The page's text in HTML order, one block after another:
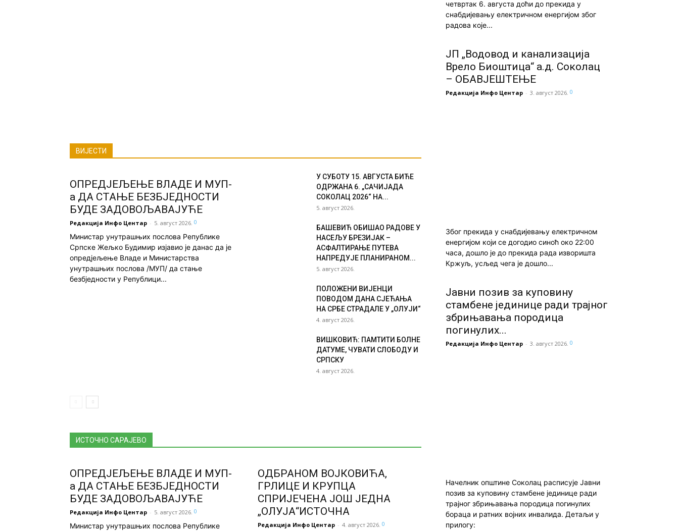
ВИЈЕСТИ
ОПРЕД‌ЈЕЉЕЊЕ ВЛАДЕ И МУП-
а ДА СТАЊЕ БЕЗБЈЕДНОСТИ
БУДЕ ЗАДОВОЉАВАЈУЋЕ
Редакција Инфо Центар - 5. август 2026. 0
Министар унутрашњих послова Републике
Српске Жељко Будимир изјавио је данас да је
опред‌јељење Владе и Министарства
унутрашњих послова /МУП/ да стање
безбједности у Републици...
У СУБОТУ 15. АВГУСТА БИЋЕ
ОДРЖАНА 6. „САЧИЈАДА
СОКОЛАЦ 2026“ НА...
5. август 2026.
БАШЕВИЋ ОБИШАО РАДОВЕ У
НАСЕЉУ БРЕЗИЈАК –
АСФАЛТИРАЊЕ ПУТЕВА
НАПРЕДУЈЕ ПЛАНИРАНОМ...
5. август 2026.
ПОЛОЖЕНИ ВИЈЕНЦИ
ПОВОДОМ ДАНА СЈЕЋАЊА
НА СРБЕ СТРАДАЛЕ У „ОЛУЈИ“
4. август 2026.
ВИШКОВИЋ: ПАМТИТИ БОЛНЕ
ДАТУМЕ, ЧУВАТИ СЛОБОДУ И
СРПСКУ
4. август 2026.
ИСТОЧНО САРАЈЕВО
ОПРЕД‌ЈЕЉЕЊЕ ВЛАДЕ И МУП-
а ДА СТАЊЕ БЕЗБЈЕДНОСТИ
БУДЕ ЗАДОВОЉАВАЈУЋЕ
Редакција Инфо Центар - 5. август 2026. 0
Министар унутрашњих послова Републике
ОДБРАНОМ ВОЈКОВИЋА,
ГРЛИЦЕ И КРУПЦА
СПРИЈЕЧЕНА ЈОШ ЈЕДНА
„ОЛУЈА“ИСТОЧНА
Редакција Инфо Центар - 4. август 2026. 0
четвртак 6. августа доћи до прекида у
снабдијевању електричном енергијом због
радова које...
ЈП „Водовод и канализација
Врело Биоштица“ а.д. Соколац
– ОБАВЈЕШТЕЊЕ
Редакција Инфо Центар - 3. август 2026. 0
Због прекида у снабдијевању електричном
енергијом који се догодио синоћ око 22:00
часа, дошло је до прекида рада изворишта
Кржуљ, усљед чега је дошло...
Јавни позив за куповину
стамбене јединице ради трајног
збрињавања породица
погинулих...
Редакција Инфо Центар - 3. август 2026. 0
Начелник општине Соколац расписује Јавни
позив за куповину стамбене јединице ради
трајног збрињавања породица погинулих
бораца и ратних војних инвалида. Детаљи у
прилогу: